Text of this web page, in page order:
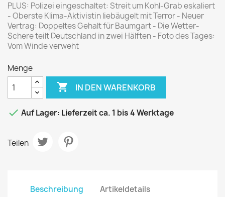
PLUS: Polizei eingeschaltet: Streit um Kohl-Grab eskaliert
- Oberste Klima-Aktivistin liebäugelt mit Terror - Neuer
Vertrag: Doppeltes Gehalt für Baumgart - Die Wetter-
Schere teilt Deutschland in zwei Hälften - Foto des Tages:
Vom Winde verweht
Menge
 IN DEN WARENKORB
 Auf Lager: Lieferzeit ca. 1 bis 4 Werktage
Teilen
Beschreibung Artikeldetails